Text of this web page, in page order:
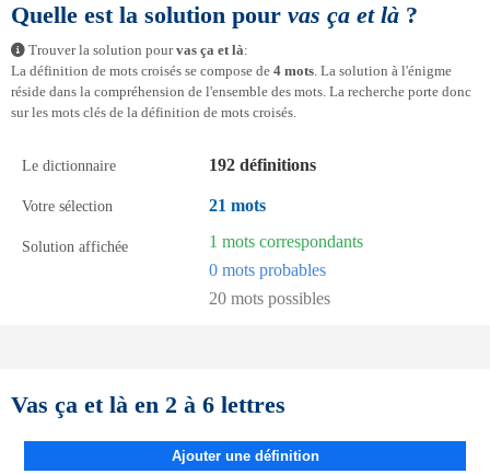
Quelle est la solution pour vas ça et là ?
Trouver la solution pourvas ça et là:
La définition de mots croisés se compose de 4 mots. La solution à l'énigme
réside dans la compréhension de l'ensemble des mots. La recherche porte donc
sur les mots clés de la définition de mots croisés.
Le dictionnaire 192 définitions
Votre sélection 21 mots
Solution affichée
1 mots correspondants
0 mots probables
20 mots possibles
Vas ça et là en 2 à 6 lettres
Ajouter une définition